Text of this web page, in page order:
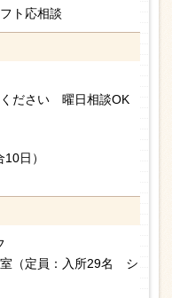
ト応相談
ださい 曜日相談OK
日）
（定員：入所29名 シ